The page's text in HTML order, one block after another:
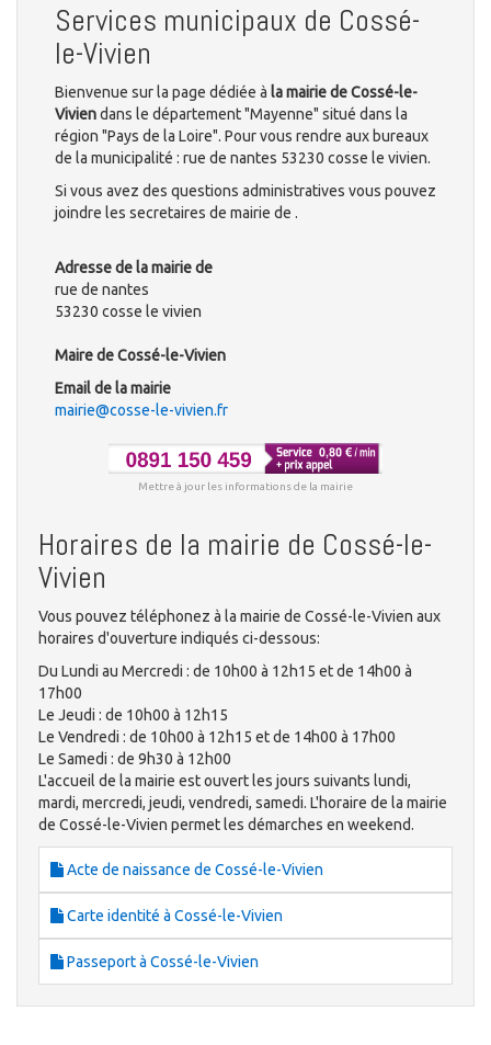
Services municipaux de Cossé-
le-Vivien
Bienvenue sur la page dédiée à la mairie de Cossé-le-
Viviendans le département "Mayenne" situé dans la
région "Pays de la Loire". Pour vous rendre aux bureaux
de la municipalité : rue de nantes 53230 cosse le vivien.
Si vous avez des questions administratives vous pouvez
joindre les secretaires de mairie de .
Adresse de la mairie de
rue de nantes
53230 cosse le vivien
Maire de Cossé-le-Vivien
Email de la mairie
mairie@cosse-le-vivien.fr
Mettre à jour les informations de la mairie
Horaires de la mairie de Cossé-le-
Vivien
Vous pouvez téléphonez à la mairie de Cossé-le-Vivien aux
horaires d'ouverture indiqués ci-dessous:
Du Lundi au Mercredi : de 10h00 à 12h15 et de 14h00 à
17h00
Le Jeudi : de 10h00 à 12h15
Le Vendredi : de 10h00 à 12h15 et de 14h00 à 17h00
Le Samedi : de 9h30 à 12h00
L'accueil de la mairie est ouvert les jours suivants lundi,
mardi, mercredi, jeudi, vendredi, samedi. L'horaire de la mairie
de Cossé-le-Vivien permet les démarches en weekend.
Acte de naissance de Cossé-le-Vivien
Carte identité à Cossé-le-Vivien
Passeport à Cossé-le-Vivien